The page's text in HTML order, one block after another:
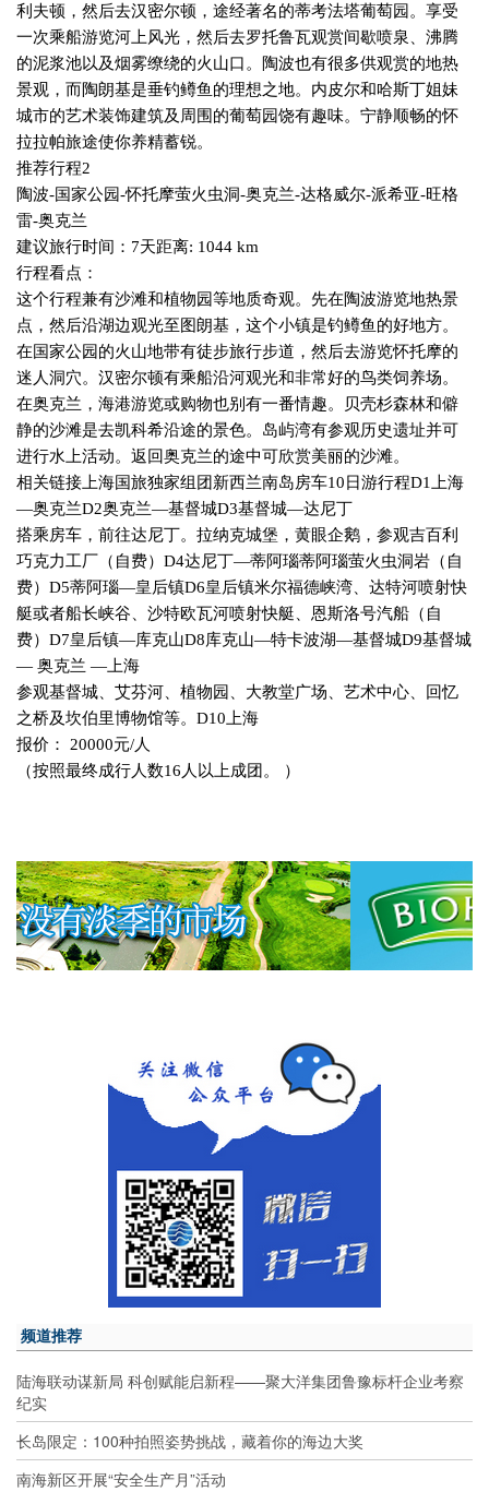
利夫顿，然后去汉密尔顿，途经著名的蒂考法塔葡萄园。享受
一次乘船游览河上风光，然后去罗托鲁瓦观赏间歇喷泉、沸腾
的泥浆池以及烟雾缭绕的火山口。陶波也有很多供观赏的地热
景观，而陶朗基是垂钓鳟鱼的理想之地。内皮尔和哈斯丁姐妹
城市的艺术装饰建筑及周围的葡萄园饶有趣味。宁静顺畅的怀
拉拉帕旅途使你养精蓄锐。
推荐行程2
陶波-国家公园-怀托摩萤火虫洞-奥克兰-达格威尔-派希亚-旺格
雷-奥克兰
建议旅行时间： 7天距离: 1044 km
行程看点：
这个行程兼有沙滩和植物园等地质奇观。先在陶波游览地热景
点，然后沿湖边观光至图朗基，这个小镇是钓鳟鱼的好地方。
在国家公园的火山地带有徒步旅行步道，然后去游览怀托摩的
迷人洞穴。汉密尔顿有乘船沿河观光和非常好的鸟类饲养场。
在奥克兰，海港游览或购物也别有一番情趣。贝壳杉森林和僻
静的沙滩是去凯科希沿途的景色。岛屿湾有参观历史遗址并可
进行水上活动。返回奥克兰的途中可欣赏美丽的沙滩。
相关链接上海国旅独家组团新西兰南岛房车10 日游行程D1上海
—奥克兰D2奥克兰—基督城D3基督城—达尼丁
搭乘房车，前往达尼丁。拉纳克城堡，黄眼企鹅，参观吉百利
巧克力工厂（自费） D4达尼丁—蒂阿瑙蒂阿瑙萤火虫洞岩（自
费） D5蒂阿瑙—皇后镇D6皇后镇米尔福德峡湾、达特河喷射快
艇或者船长峡谷、沙特欧瓦河喷射快艇、恩斯洛号汽船（自
费） D7皇后镇—库克山D8库克山—特卡波湖—基督城D9基督城
— 奥克兰 —上海
参观基督城、艾芬河、植物园、大教堂广场、艺术中心、回忆
之桥及坎伯里博物馆等。 D10上海
报价：
20000元/人
（按照最终成行人数16人以上成团。 ）
频道推荐
陆海联动谋新局 科创赋能启新程——聚大洋集团鲁豫标杆企业考察
纪实
长岛限定：100种拍照姿势挑战，藏着你的海边大奖
南海新区开展“安全生产月”活动